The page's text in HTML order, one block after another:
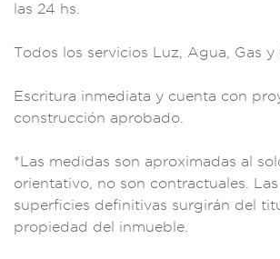
las 24 hs.
Todos los servicios Luz, Agua, Gas y
Escritura inmediata y cuenta con pro
construcción aprobado.
*Las medidas son aproximadas al sol
orientativo, no son contractuales .
superficies definitivas surgirán del
propiedad del inmueble.